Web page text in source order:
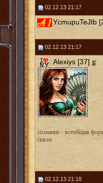
02.12.13 21:17
YcmupuTeJIb
02.12.13 21:17
Alexiys [37]
сознание - всеобщая
связи
02.12.13 21:18